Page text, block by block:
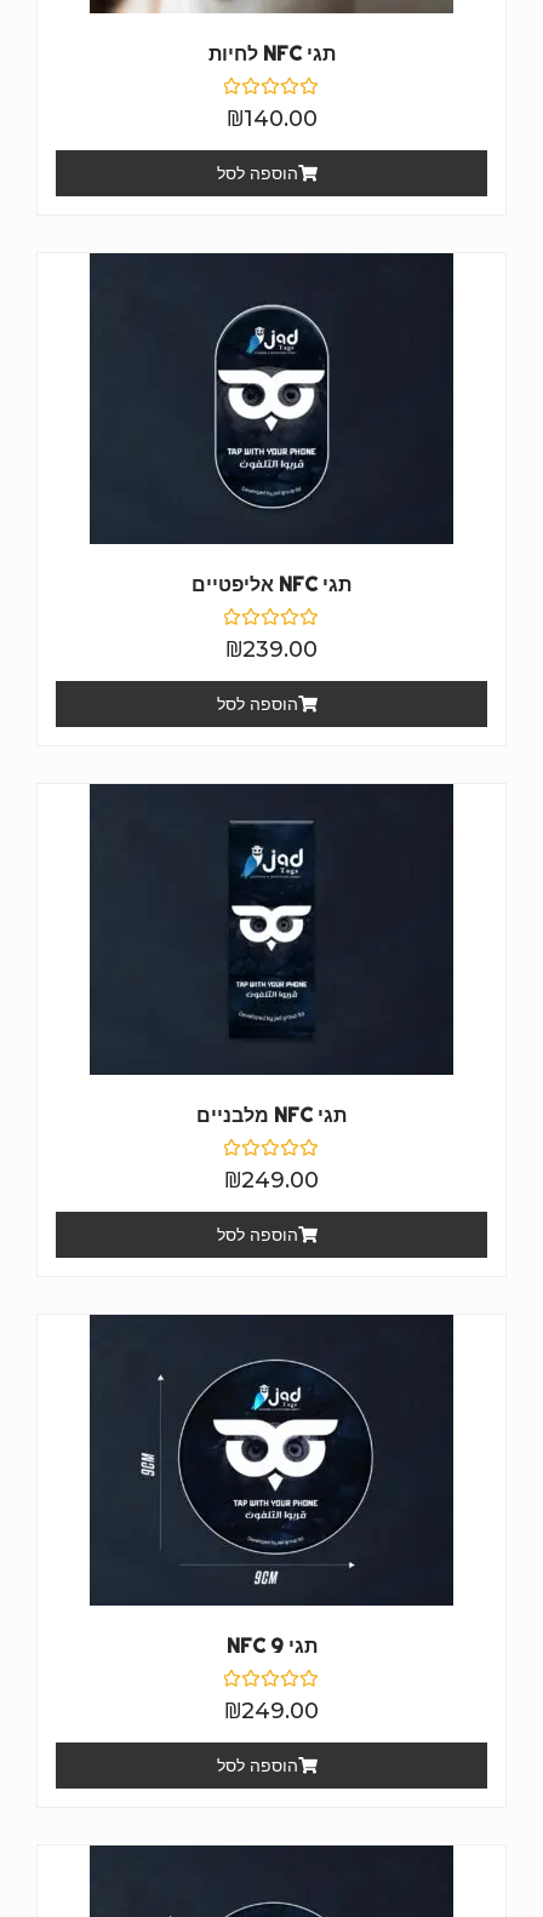
תגי NFC לחיות
דורג
0
5
₪140.00
הוספה לסל
תגי NFC אליפטיים
דורג
0
5
₪239.00
הוספה לסל
תגי NFC מלבניים
דורג
0
5
₪249.00
הוספה לסל
תגי NFC 9
דורג
0
5
₪249.00
הוספה לסל